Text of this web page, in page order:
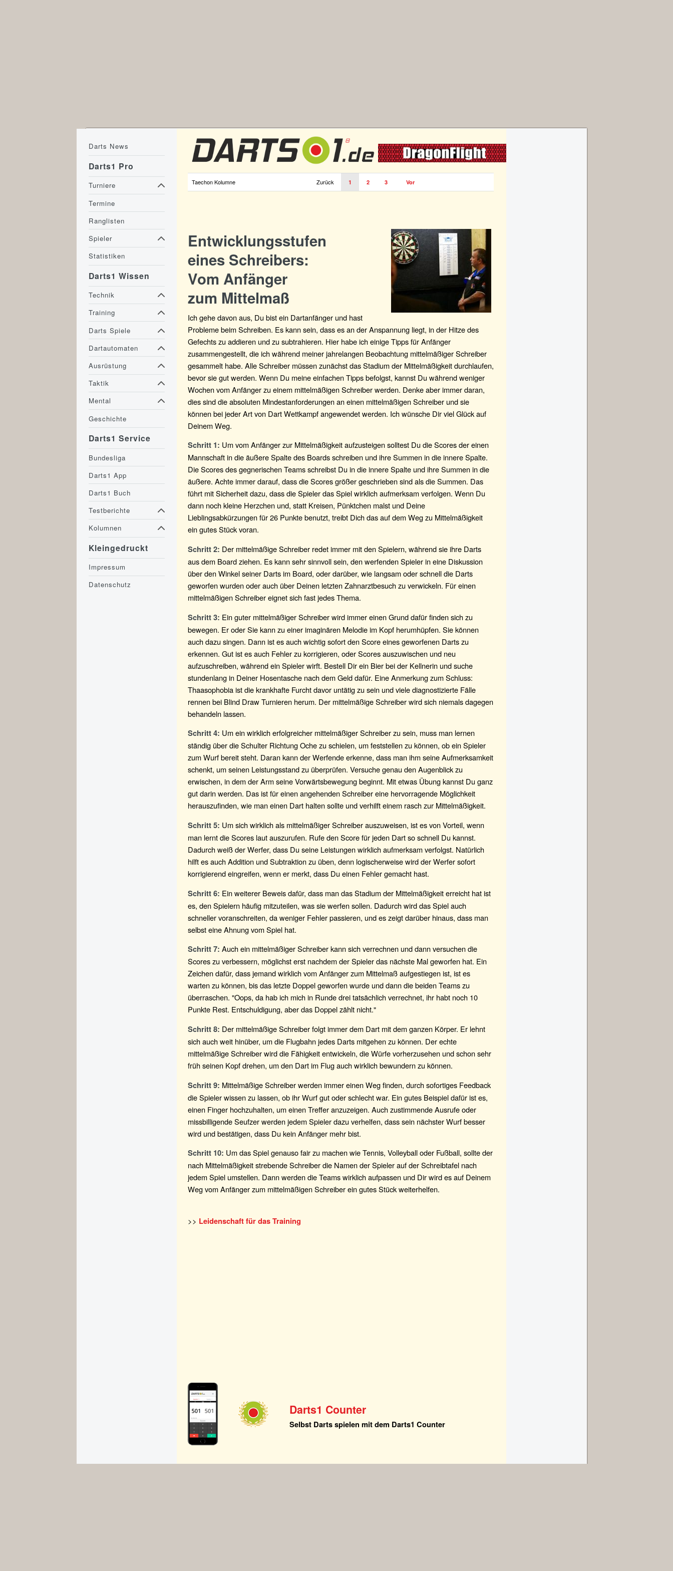
Taechon Kolumne Zurück 1 2 3 Vor
Entwicklungsstufen
eines Schreibers:
Vom Anfänger
zum Mittelmaß
Ich gehe davon aus, Du bist ein Dartanfänger und hast
Probleme beim Schreiben. Es kann sein, dass es an der Anspannung liegt, in der Hitze des
Gefechts zu addieren und zu subtrahieren. Hier habe ich einige Tipps für Anfänger
zusammengestellt, die ich während meiner jahrelangen Beobachtung mittelmäßiger Schreiber
gesammelt habe. Alle Schreiber müssen zunächst das Stadium der Mittelmäßigkeit durchlaufen,
bevor sie gut werden. Wenn Du meine einfachen Tipps befolgst, kannst Du während weniger
Wochen vom Anfänger zu einem mittelmäßigen Schreiber werden. Denke aber immer daran,
dies sind die absoluten Mindestanforderungen an einen mittelmäßigen Schreiber und sie
können bei jeder Art von Dart Wettkampf angewendet werden. Ich wünsche Dir viel Glück auf
Deinem Weg.
Schritt 1: Um vom Anfänger zur Mittelmäßigkeit aufzusteigen solltest Du die Scores der einen
Mannschaft in die äußere Spalte des Boards schreiben und ihre Summen in die innere Spalte.
Die Scores des gegnerischen Teams schreibst Du in die innere Spalte und ihre Summen in die
äußere. Achte immer darauf, dass die Scores größer geschrieben sind als die Summen. Das
führt mit Sicherheit dazu, dass die Spieler das Spiel wirklich aufmerksam verfolgen. Wenn Du
dann noch kleine Herzchen und, statt Kreisen, Pünktchen malst und Deine
Lieblingsabkürzungen für 26 Punkte benutzt, treibt Dich das auf dem Weg zu Mittelmäßigkeit
ein gutes Stück voran.
Schritt 2: Der mittelmäßige Schreiber redet immer mit den Spielern, während sie ihre Darts
aus dem Board ziehen. Es kann sehr sinnvoll sein, den werfenden Spieler in eine Diskussion
über den Winkel seiner Darts im Board, oder darüber, wie langsam oder schnell die Darts
geworfen wurden oder auch über Deinen letzten Zahnarztbesuch zu verwickeln. Für einen
mittelmäßigen Schreiber eignet sich fast jedes Thema.
Schritt 3: Ein guter mittelmäßiger Schreiber wird immer einen Grund dafür finden sich zu
bewegen. Er oder Sie kann zu einer imaginären Melodie im Kopf herumhüpfen. Sie können
auch dazu singen. Dann ist es auch wichtig sofort den Score eines geworfenen Darts zu
erkennen. Gut ist es auch Fehler zu korrigieren, oder Scores auszuwischen und neu
aufzuschreiben, während ein Spieler wirft. Bestell Dir ein Bier bei der Kellnerin und suche
stundenlang in Deiner Hosentasche nach dem Geld dafür. Eine Anmerkung zum Schluss:
Thaasophobia ist die krankhafte Furcht davor untätig zu sein und viele diagnostizierte Fälle
rennen bei Blind Draw Turnieren herum. Der mittelmäßige Schreiber wird sich niemals dagegen
behandeln lassen.
Schritt 4: Um ein wirklich erfolgreicher mittelmäßiger Schreiber zu sein, muss man lernen
ständig über die Schulter Richtung Oche zu schielen, um feststellen zu können, ob ein Spieler
zum Wurf bereit steht. Daran kann der Werfende erkenne, dass man ihm seine Aufmerksamkeit
schenkt, um seinen Leistungsstand zu überprüfen. Versuche genau den Augenblick zu
erwischen, in dem der Arm seine Vorwärtsbewegung beginnt. Mit etwas Übung kannst Du ganz
gut darin werden. Das ist für einen angehenden Schreiber eine hervorragende Möglichkeit
herauszufinden, wie man einen Dart halten sollte und verhilft einem rasch zur Mittelmäßigkeit.
Schritt 5: Um sich wirklich als mittelmäßiger Schreiber auszuweisen, ist es von Vorteil, wenn
man lernt die Scores laut auszurufen. Rufe den Score für jeden Dart so schnell Du kannst.
Dadurch weiß der Werfer, dass Du seine Leistungen wirklich aufmerksam verfolgst. Natürlich
hilft es auch Addition und Subtraktion zu üben, denn logischerweise wird der Werfer sofort
korrigierend eingreifen, wenn er merkt, dass Du einen Fehler gemacht hast.
Schritt 6: Ein weiterer Beweis dafür, dass man das Stadium der Mittelmäßigkeit erreicht hat ist
es, den Spielern häufig mitzuteilen, was sie werfen sollen. Dadurch wird das Spiel auch
schneller voranschreiten, da weniger Fehler passieren, und es zeigt darüber hinaus, dass man
selbst eine Ahnung vom Spiel hat.
Schritt 7: Auch ein mittelmäßiger Schreiber kann sich verrechnen und dann versuchen die
Scores zu verbessern, möglichst erst nachdem der Spieler das nächste Mal geworfen hat. Ein
Zeichen dafür, dass jemand wirklich vom Anfänger zum Mittelmaß aufgestiegen ist, ist es
warten zu können, bis das letzte Doppel geworfen wurde und dann die beiden Teams zu
überraschen. "Oops, da hab ich mich in Runde drei tatsächlich verrechnet, ihr habt noch 10
Punkte Rest. Entschuldigung, aber das Doppel zählt nicht."
Schritt 8: Der mittelmäßige Schreiber folgt immer dem Dart mit dem ganzen Körper. Er lehnt
sich auch weit hinüber, um die Flugbahn jedes Darts mitgehen zu können. Der echte
mittelmäßige Schreiber wird die Fähigkeit entwickeln, die Würfe vorherzusehen und schon sehr
früh seinen Kopf drehen, um den Dart im Flug auch wirklich bewundern zu können.
Schritt 9: Mittelmäßige Schreiber werden immer einen Weg finden, durch sofortiges Feedback
die Spieler wissen zu lassen, ob ihr Wurf gut oder schlecht war. Ein gutes Beispiel dafür ist es,
einen Finger hochzuhalten, um einen Treffer anzuzeigen. Auch zustimmende Ausrufe oder
missbilligende Seufzer werden jedem Spieler dazu verhelfen, dass sein nächster Wurf besser
wird und bestätigen, dass Du kein Anfänger mehr bist.
Schritt 10: Um das Spiel genauso fair zu machen wie Tennis, Volleyball oder Fußball, sollte der
nach Mittelmäßigkeit strebende Schreiber die Namen der Spieler auf der Schreibtafel nach
jedem Spiel umstellen. Dann werden die Teams wirklich aufpassen und Dir wird es auf Deinem
Weg vom Anfänger zum mittelmäßigen Schreiber ein gutes Stück weiterhelfen.
>> Leidenschaft für das Training
Darts1 Counter
Selbst Darts spielen mit dem Darts1 Counter
Darts News
Darts1 Pro
Turniere
Termine
Ranglisten
Spieler
Statistiken
Darts1 Wissen
Technik
Training
Darts Spiele
Dartautomaten
Ausrüstung
Taktik
Mental
Geschichte
Darts1 Service
Bundesliga
Darts1 App
Darts1 Buch
Testberichte
Kolumnen
Kleingedruckt
Impressum
Datenschutz